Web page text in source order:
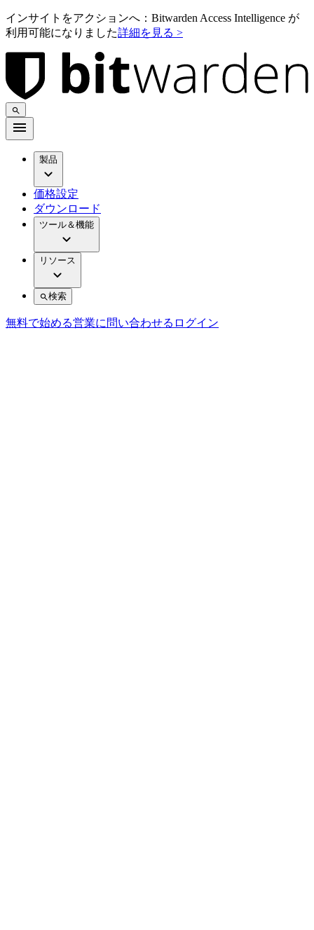
インサイトをアクションへ：Bitwarden Access Intelligence が
利用可能になりました詳細を見る >
製品
価格設定
ダウンロード
ツール＆機能
リソース
検索
無料で始める営業に問い合わせる ログイン